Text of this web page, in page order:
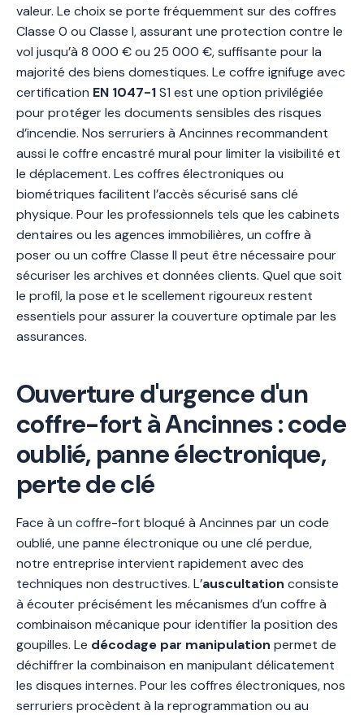
valeur. Le choix se porte fréquemment sur des coffres
Classe 0 ou Classe I, assurant une protection contre le
vol jusqu’à 8 000 € ou 25 000 €, suffisante pour la
majorité des biens domestiques. Le coffre ignifuge avec
certification EN 1047-1S1 est une option privilégiée
pour protéger les documents sensibles des risques
d’incendie. Nos serruriers à Ancinnes recommandent
aussi le coffre encastré mural pour limiter la visibilité et
le déplacement. Les coffres électroniques ou
biométriques facilitent l’accès sécurisé sans clé
physique. Pour les professionnels tels que les cabinets
dentaires ou les agences immobilières, un coffre à
poser ou un coffre Classe II peut être nécessaire pour
sécuriser les archives et données clients. Quel que soit
le profil, la pose et le scellement rigoureux restent
essentiels pour assurer la couverture optimale par les
assurances.
Ouverture d'urgence d'un
coffre-fort à Ancinnes : code
oublié, panne électronique,
perte de clé
Face à un coffre-fort bloqué à Ancinnes par un code
oublié, une panne électronique ou une clé perdue,
notre entreprise intervient rapidement avec des
techniques non destructives. L’auscultation consiste
à écouter précisément les mécanismes d’un coffre à
combinaison mécanique pour identifier la position des
goupilles. Le décodage par manipulation permet de
déchiffrer la combinaison en manipulant délicatement
les disques internes. Pour les coffres électroniques, nos
serruriers procèdent à la reprogrammation ou au